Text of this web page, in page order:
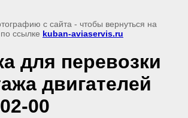
с сайта - чтобы вернуться на
ссылке kuban-aviaservis.ru
для перевозки
двигателей
00